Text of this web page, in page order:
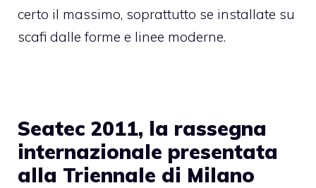
certo il massimo, soprattutto se installate su
scafi dalle forme e linee moderne.
Seatec 2011, la rassegna
internazionale presentata
alla Triennale di Milano